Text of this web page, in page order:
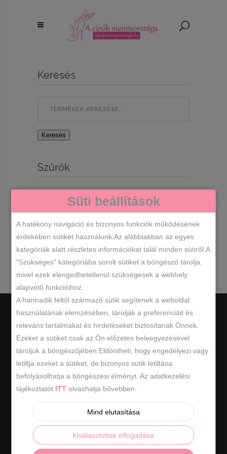
Keresés
Keresés
Szűrők
Egy termék se felelt meg a
keresésnek.
Hasznos információk
ÁSZF
ELÁLLÁS A SZERZŐDÉSTŐL
Süti beállítások
A hatékony navigáció és bizonyos funkciók működésének
érdekében sütiket használunk.Az alábbiakban az egyes
kategóriák alatt részletes információkat talál minden sütiről.A
"Szükséges" kategóriába sorolt sütiket a böngésző tárolja,
mivel ezek elengedhetetlenül szükségesek a webhely
alapvető funkcióihoz.
A harmadik féltől származó sütik segítenek a weboldal
használatának elemzésében, tárolják a preferenciáit és
releváns tartalmakat és hirdetéseket biztosítanak Önnek.
Ezeket a sütiket csak az Ön előzetes beleegyezésével
tároljuk a böngészőjében.Eldöntheti, hogy engedélyezi vagy
letiltja ezeket a sütiket, de bizonyos sütik letiltása
befolyásolhatja a böngészési élményt. Az adatkezelési
tájékoztatót ITT olvashatja bővebben.
Mind elutasítása
Kiválasztottak elfogadása